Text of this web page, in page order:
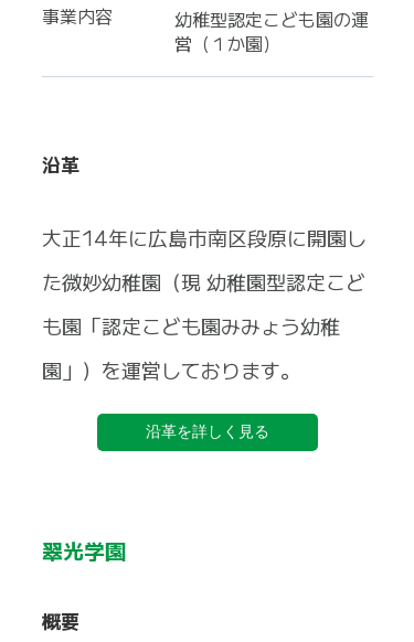
事業内容
幼稚型認定こども園の運
営（１か園）
沿革
大正14年に広島市南区段原に開園し
た微妙幼稚園（現 幼稚園型認定こど
も園「認定こども園みみょう幼稚
園」）を運営しております。
沿革を詳しく見る
翠光学園
概要